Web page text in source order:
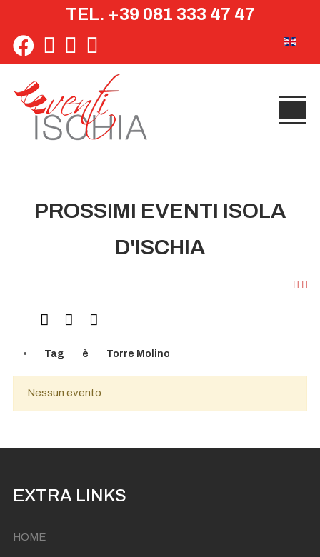
TEL. +39 081 333 47 47
PROSSIMI EVENTI ISOLA
D'ISCHIA
Tag è Torre Molino
Nessun evento
EXTRA LINKS
HOME